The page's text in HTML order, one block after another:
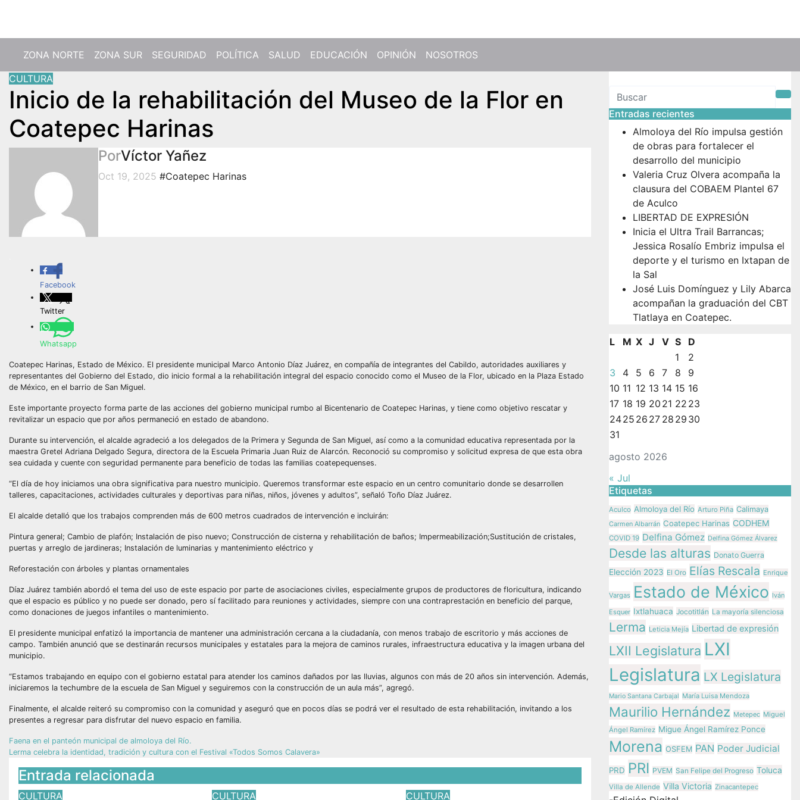
ZONA NORTE ZONA SUR SEGURIDAD POLÍTICA SALUD EDUCACIÓN OPINIÓN
NOSOTROS
CULTURA
Inicio de la rehabilitación del Museo de la Flor en
Coatepec Harinas
PorVíctor Yañez
Oct 19, 2025 #Coatepec Harinas
Facebook
Twitter
Whatsapp
Coatepec Harinas, Estado de México. El presidente municipal Marco Antonio Díaz Juárez, en compañía de integrantes del Cabildo, autoridades auxiliares y
representantes del Gobierno del Estado, dio inicio formal a la rehabilitación integral del espacio conocido como el Museo de la Flor, ubicado en la Plaza Estado
de México, en el barrio de San Miguel.
Este importante proyecto forma parte de las acciones del gobierno municipal rumbo al Bicentenario de Coatepec Harinas, y tiene como objetivo rescatar y
revitalizar un espacio que por años permaneció en estado de abandono.
Durante su intervención, el alcalde agradeció a los delegados de la Primera y Segunda de San Miguel, así como a la comunidad educativa representada por la
maestra Gretel Adriana Delgado Segura, directora de la Escuela Primaria Juan Ruiz de Alarcón. Reconoció su compromiso y solicitud expresa de que esta obra
sea cuidada y cuente con seguridad permanente para beneficio de todas las familias coatepequenses.
“El día de hoy iniciamos una obra significativa para nuestro municipio. Queremos transformar este espacio en un centro comunitario donde se desarrollen
talleres, capacitaciones, actividades culturales y deportivas para niñas, niños, jóvenes y adultos”, señaló Toño Díaz Juárez.
El alcalde detalló que los trabajos comprenden más de 600 metros cuadrados de intervención e incluirán:
Pintura general; Cambio de plafón; Instalación de piso nuevo; Construcción de cisterna y rehabilitación de baños; Impermeabilización;Sustitución de cristales,
puertas y arreglo de jardineras; Instalación de luminarias y mantenimiento eléctrico y
Reforestación con árboles y plantas ornamentales
Díaz Juárez también abordó el tema del uso de este espacio por parte de asociaciones civiles, especialmente grupos de productores de floricultura, indicando
que el espacio es público y no puede ser donado, pero sí facilitado para reuniones y actividades, siempre con una contraprestación en beneficio del parque,
como donaciones de juegos infantiles o mantenimiento.
El presidente municipal enfatizó la importancia de mantener una administración cercana a la ciudadanía, con menos trabajo de escritorio y más acciones de
campo. También anunció que se destinarán recursos municipales y estatales para la mejora de caminos rurales, infraestructura educativa y la imagen urbana del
municipio.
“Estamos trabajando en equipo con el gobierno estatal para atender los caminos dañados por las lluvias, algunos con más de 20 años sin intervención. Además,
iniciaremos la techumbre de la escuela de San Miguel y seguiremos con la construcción de un aula más”, agregó.
Finalmente, el alcalde reiteró su compromiso con la comunidad y aseguró que en pocos días se podrá ver el resultado de esta rehabilitación, invitando a los
presentes a regresar para disfrutar del nuevo espacio en familia.
Faena en el panteón municipal de almoloya del Río.
Lerma celebra la identidad, tradición y cultura con el Festival «Todos Somos Calavera»
Entrada relacionada
CULTURA CULTURA CULTURA
Entradas recientes
Almoloya del Río impulsa gestión
de obras para fortalecer el
desarrollo del municipio
Valeria Cruz Olvera acompaña la
clausura del COBAEM Plantel 67
de Aculco
LIBERTAD DE EXPRESIÓN
Inicia el Ultra Trail Barrancas;
Jessica Rosalío Embriz impulsa el
deporte y el turismo en Ixtapan de
la Sal
José Luis Domínguez y Lily Abarca
acompañan la graduación del CBT
Tlatlaya en Coatepec.
agosto 2026
L M X J V S
D
1
2
3
4 5 6 7 8
9
10 11 12 13 14 15 16
17 18 19 20 21 22 23
2425 26 27 28 29 30
31
« Jul
Etiquetas
Aculco Almoloya del Río Arturo Piña Calimaya
Carmen Albarrán Coatepec Harinas CODHEM
COVID 19 Delfina Gómez Delfina Gómez Álvarez
Desde las alturas Donato Guerra
Elección 2023 El Oro Elías Rescala Enrique
Vargas Estado de México Iván
Esquer Ixtlahuaca Jocotitlán La mayoría silenciosa
Lerma Leticia Mejía Libertad de expresión
LXII Legislatura LXI
Legislatura LX Legislatura
Mario Santana Carbajal María Luisa Mendoza
Maurilio Hernández Metepec Miguel
Ángel Ramírez Migue Ángel Ramírez Ponce
Morena OSFEM PAN Poder Judicial
PRD PRI PVEM San Felipe del Progreso Toluca
Villa de Allende Villa Victoria Zinacantepec